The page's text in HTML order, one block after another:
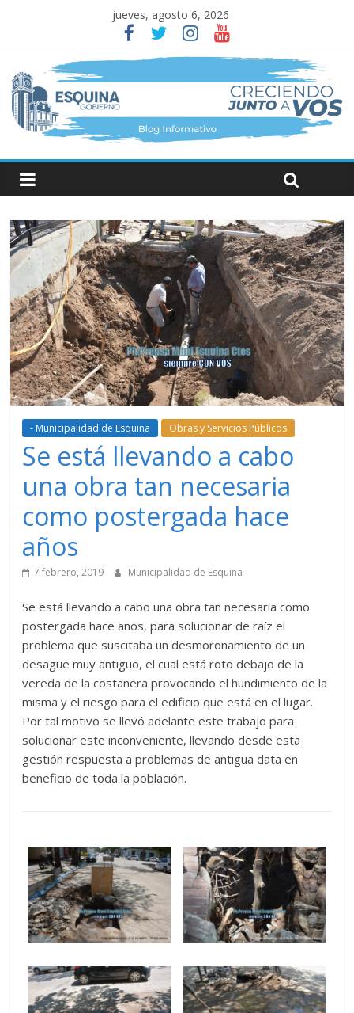
jueves, agosto 6, 2026
- Municipalidad de Esquina Obras y Servicios Públicos
Se está llevando a cabo
una obra tan necesaria
como postergada hace
años
7 febrero, 2019 Municipalidad de Esquina
Se está llevando a cabo una obra tan necesaria como
postergada hace años, para solucionar de raíz el
problema que suscitaba un desmoronamiento de un
desagüe muy antiguo, el cual está roto debajo de la
vereda de la costanera provocando el hundimiento de la
misma y el riesgo para el edificio que está en el lugar.
Por tal motivo se llevó adelante este trabajo para
solucionar este inconveniente, llevando desde esta
gestión respuesta a problemas de antigua data en
beneficio de toda la población.